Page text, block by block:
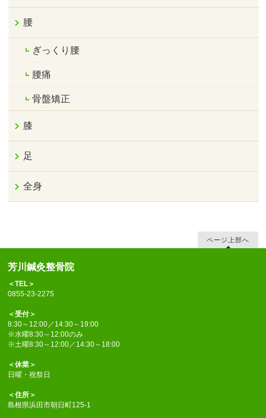
腰
ぎっくり腰
腰痛
骨盤矯正
膝
足
全身
ページ上部へ
芳川鍼灸整骨院
＜TEL＞
0855-23-2275
＜受付＞
8:30～12:00／14:30～19:00
※水曜8:30～12:00のみ
※土曜8:30～12:00／14:30～18:00
＜休業＞
日曜・祝祭日
＜住所＞
島根県浜田市朝日町125-1